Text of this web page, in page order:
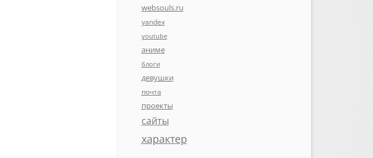
websouls.ru
yandex
youtube
аниме
блоги
девушки
почта
проекты
сайты
характер